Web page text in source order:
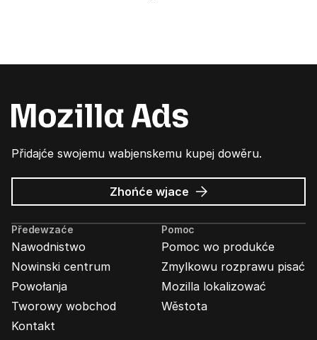
Přidajće swojemu wabjenskemu kupej dowěru.
Zhońće wjace wo
Wabjenje
Předewzaće
Nawodnistwo
Nowinski centrum
Powołanja
Tworowy wobchod
Kontakt
Pomoc
Pomoc wo produkće
Zmylkowu rozprawu pisać
Mozilla lokalizować
Wěstota